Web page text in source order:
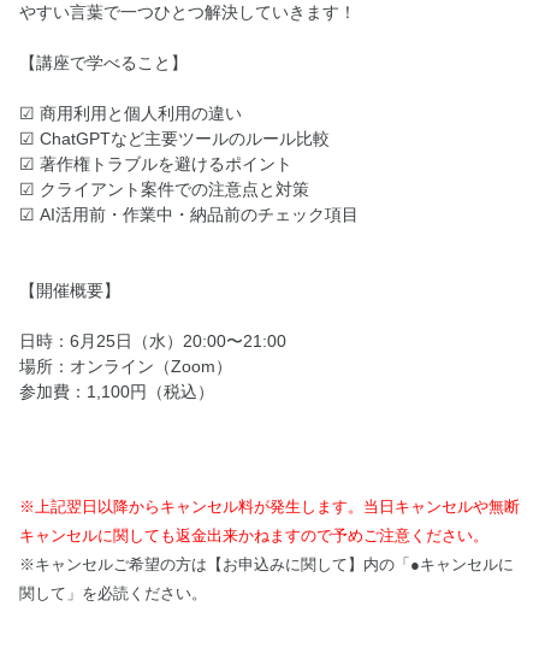
やすい言葉で一つひとつ解決していきます！
【講座で学べること】
☑ 商用利用と個人利用の違い
☑ ChatGPTなど主要ツールのルール比較
☑ 著作権トラブルを避けるポイント
☑ クライアント案件での注意点と対策
☑ AI活用前・作業中・納品前のチェック項目
【開催概要】
日時：6月25日（水）20:00〜21:00
場所：オンライン（Zoom）
参加費：1,100円（税込）
※上記翌日以降からキャンセル料が発生します。当日キャンセルや無断
キャンセルに関しても返金出来かねますので予めご注意ください。
※キャンセルご希望の方は【お申込みに関して】内の「●キャンセルに
関して」を必読ください。